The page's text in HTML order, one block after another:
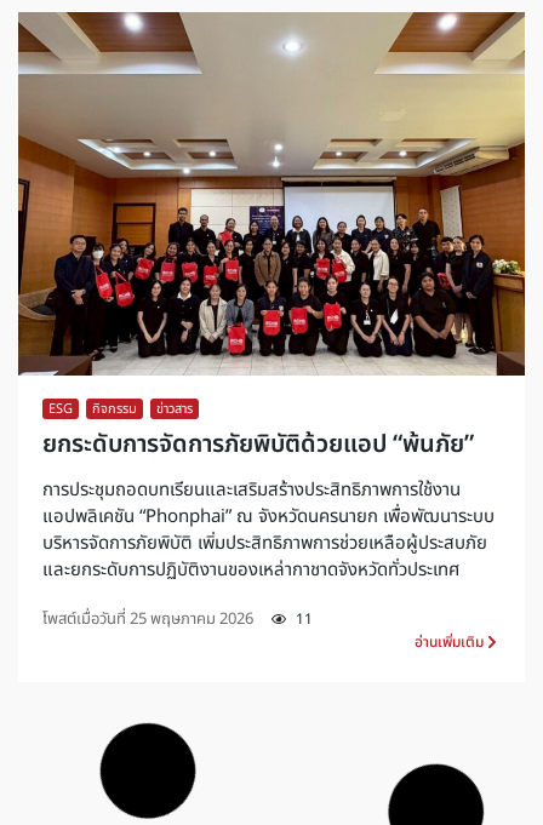
ESG กิจกรรม ข่าวสาร
ยกระดับการจัดการภัยพิบัติด้วยแอป “พ้นภัย”
การประชุมถอดบทเรียนและเสริมสร้างประสิทธิภาพการใช้งาน
แอปพลิเคชัน “Phonphai” ณ จังหวัดนครนายก เพื่อพัฒนาระบบ
บริหารจัดการภัยพิบัติ เพิ่มประสิทธิภาพการช่วยเหลือผู้ประสบภัย
และยกระดับการปฏิบัติงานของเหล่ากาชาดจังหวัดทั่วประเทศ
โพสต์เมื่อวันที่ 25 พฤษภาคม 2026
11
อ่านเพิ่มเติม